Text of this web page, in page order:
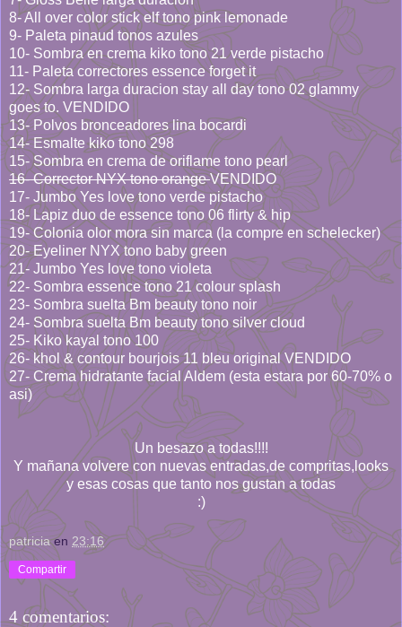
8- All over color stick elf tono pink lemonade
9- Paleta pinaud tonos azules
10- Sombra en crema kiko tono 21 verde pistacho
11- Paleta correctores essence forget it
12- Sombra larga duracion stay all day tono 02 glammy
goes to. VENDIDO
13- Polvos bronceadores lina bocardi
14- Esmalte kiko tono 298
15- Sombra en crema de oriflame tono pearl
16- Corrector NYX tono orangeVENDIDO
17- Jumbo Yes love tono verde pistacho
18- Lapiz duo de essence tono 06 flirty & hip
19- Colonia olor mora sin marca (la compre en schelecker)
20- Eyeliner NYX tono baby green
21- Jumbo Yes love tono violeta
22- Sombra essence tono 21 colour splash
23- Sombra suelta Bm beauty tono noir
24- Sombra suelta Bm beauty tono silver cloud
25- Kiko kayal tono 100
26- khol & contour bourjois 11 bleu original VENDIDO
27- Crema hidratante facial Aldem (esta estara por 60-70% o
asi)
Un besazo a todas!!!!
Y mañana volvere con nuevas entradas,de compritas,looks
y esas cosas que tanto nos gustan a todas
:)
patricia en 23:16
Compartir
4 comentarios: